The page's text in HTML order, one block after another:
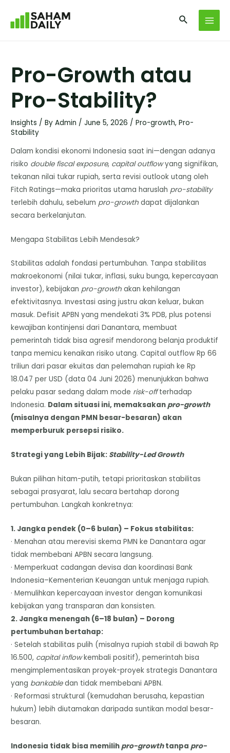
Pro-Growth atau
Pro-Stability?
Insights / ByAdmin /June 5, 2026 /Pro-growth,Pro-
Stability
Dalam kondisi ekonomi Indonesia saat ini—dengan adanya
risiko double fiscal exposure, capital outflowyang signifikan,
tekanan nilai tukar rupiah, serta revisi outlook utang oleh
Fitch Ratings—maka prioritas utama haruslah pro-stability
terlebih dahulu, sebelum pro-growth dapat dijalankan
secara berkelanjutan.
Mengapa Stabilitas Lebih Mendesak?
Stabilitas adalah fondasi pertumbuhan. Tanpa stabilitas
makroekonomi (nilai tukar, inflasi, suku bunga, kepercayaan
investor), kebijakan pro-growth akan kehilangan
efektivitasnya. Investasi asing justru akan keluar, bukan
masuk. Defisit APBN yang mendekati 3% PDB, plus potensi
kewajiban kontinjensi dari Danantara, membuat
pemerintah tidak bisa agresif mendorong belanja produktif
tanpa memicu kenaikan risiko utang. Capital outflow Rp 66
triliun dari pasar ekuitas dan pelemahan rupiah ke Rp
18.047 per USD (data 04 Juni 2026) menunjukkan bahwa
pelaku pasar sedang dalam mode risk-offterhadap
Indonesia. Dalam situasi ini, memaksakanpro-growth
(misalnya dengan PMN besar-besaran) akan
memperburuk persepsi risiko.
Strategi yang Lebih Bijak: Stability-Led Growth
Bukan pilihan hitam-putih, tetapi prioritaskan stabilitas
sebagai prasyarat, lalu secara bertahap dorong
pertumbuhan. Langkah konkretnya:
1. Jangka pendek (0–6 bulan) – Fokus stabilitas:
· Menahan atau merevisi skema PMN ke Danantara agar
tidak membebani APBN secara langsung.
· Memperkuat cadangan devisa dan koordinasi Bank
Indonesia–Kementerian Keuangan untuk menjaga rupiah.
· Memulihkan kepercayaan investor dengan komunikasi
kebijakan yang transparan dan konsisten.
2. Jangka menengah (6–18 bulan) – Dorong
pertumbuhan bertahap:
· Setelah stabilitas pulih (misalnya rupiah stabil di bawah Rp
16.500, capital inflowkembali positif), pemerintah bisa
mengimplementasikan proyek-proyek strategis Danantara
yang bankabledan tidak membebani APBN.
· Reformasi struktural (kemudahan berusaha, kepastian
hukum) lebih diutamakan daripada suntikan modal besar-
besaran.
Indonesia tidak bisa memilihpro-growthtanpapro-